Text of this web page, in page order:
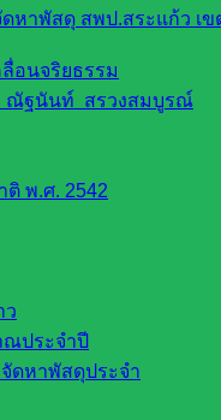
หาพัสดุ สพป.สระแก้ว เข
อนจริยธรรม
ณัฐนันท์ สรวงสมบูรณ์
พ.ศ. 2542
ว
ณประจำปี
ดหาพัสดุประจำ